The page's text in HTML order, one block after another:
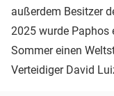
außerdem Besitzer
2025 wurde Paphos
Sommer einen
Verteidiger David